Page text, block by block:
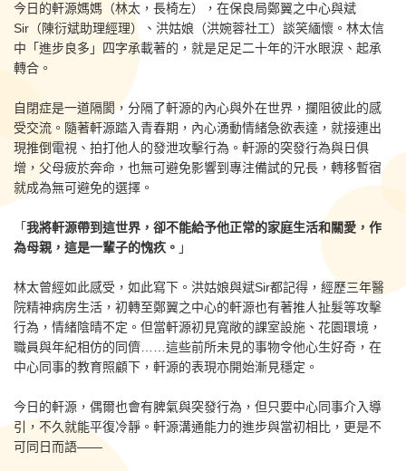
今日的軒源媽媽（林太，長椅左），在保良局鄭翼之中心與斌
Sir（陳衍斌助理經理）、洪姑娘（洪婉蓉社工）談笑緬懷。林太信
中「進步良多」四字承載著的，就是足足二十年的汗水眼淚、起承
轉合。
自閉症是一道隔閡，分隔了軒源的內心與外在世界，攔阻彼此的感
受交流。隨著軒源踏入青春期，內心湧動情緒急欲表達，就接連出
現推倒電視、拍打他人的發泄攻擊行為。軒源的突發行為與日俱
增，父母疲於奔命，也無可避免影響到專注備試的兄長，轉移暫宿
就成為無可避免的選擇。
「我將軒源帶到這世界，卻不能給予他正常的家庭生活和關愛，作
為母親，這是一輩子的愧疚。 」
林太曾經如此感受，如此寫下。洪姑娘與斌Sir都記得，經歷三年醫
院精神病房生活，初轉至鄭翼之中心的軒源也有著推人扯髮等攻擊
行為，情緒陰晴不定。但當軒源初見寬敞的課室設施、花園環境，
職員與年紀相仿的同儕……這些前所未見的事物令他心生好奇，在
中心同事的教育照顧下，軒源的表現亦開始漸見穩定。
今日的軒源，偶爾也會有脾氣與突發行為，但只要中心同事介入導
引，不久就能平復冷靜。軒源溝通能力的進步與當初相比，更是不
可同日而語——